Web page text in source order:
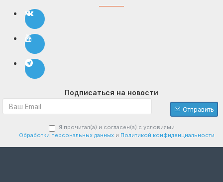
Подписаться на новости
Отправить
Я прочитал(а) и согласен(а) с условиями
Обработки персональных данныхи Политикой конфиденциальности